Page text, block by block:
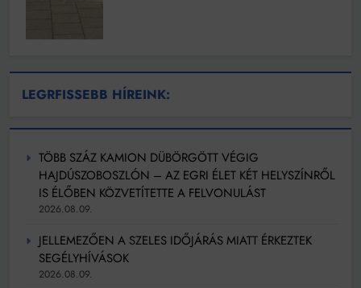
LEGRFISSEBB HÍREINK:
TÖBB SZÁZ KAMION DÜBÖRGÖTT VÉGIG
HAJDÚSZOBOSZLÓN – AZ EGRI ÉLET KÉT HELYSZÍNRŐL
IS ÉLŐBEN KÖZVETÍTETTE A FELVONULÁST
2026.08.09.
JELLEMEZŐEN A SZELES IDŐJÁRÁS MIATT ÉRKEZTEK
SEGÉLYHÍVÁSOK
2026.08.09.